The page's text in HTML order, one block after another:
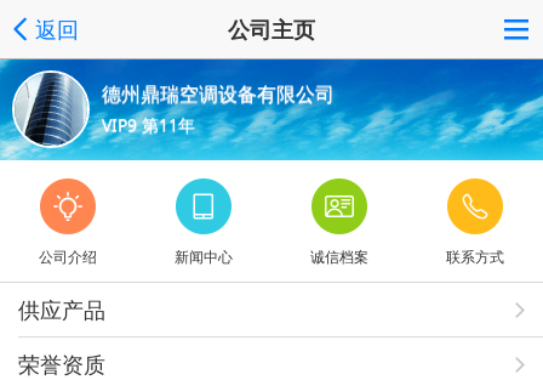
返回 公司主页
德州鼎瑞空调设备有限公司
VIP9 第11年
公司介绍 新闻中心 诚信档案 联系方式
供应产品
荣誉资质